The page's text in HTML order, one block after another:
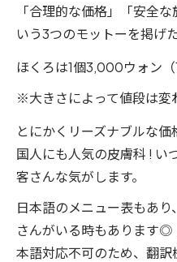
「合理的な価格」「安全
いう3つのモットーを掲げ
ほくろは1個3,000ウォン（
※大きさによって値段は変
とにかくリーズナブルな
国人にも人気の皮膚科 ! い
客さんな気がします。
日本語のメニュー表もあ
さんがいる時もあります◎
本語対応不可のため、翻訳